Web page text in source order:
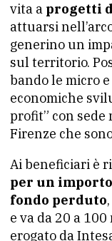
vita a progetti
attuarsi
generino un
sul territorio.
bando le micro
economiche
profit” con
Firenze che
Ai beneficiari è
per un
fondo perduto
e va da 20 a
erogato da